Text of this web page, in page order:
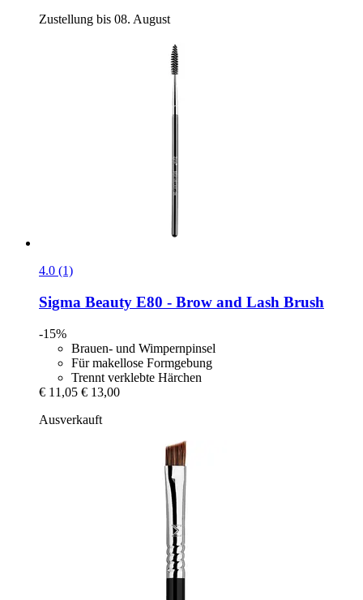
Zustellung bis 08. August
4.0 (1)
Sigma Beauty E80 -​ Brow and Lash Brush
-15%
Brauen- und Wimpernpinsel
Für makellose Formgebung
Trennt verklebte Härchen
€ 11,05 € 13,00
Ausverkauft